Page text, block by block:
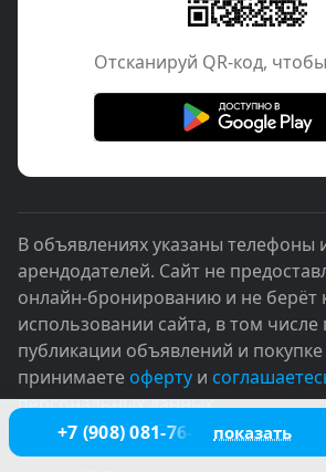
+7 (908) 081-76-60 показать
Отcканируй QR-код,
В объявлениях указаны телефоны
арендодателей. Сайт не
онлайн-бронированию и не берёт
использовании сайта, в том
публикации объявлений и
принимаете оферту и
персональных данных
© 2005–2026